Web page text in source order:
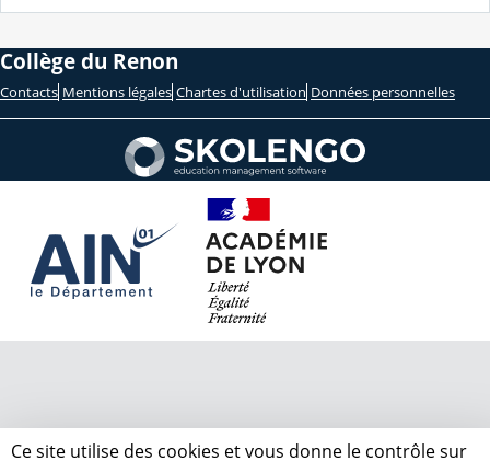
Collège du Renon
Contacts Mentions légales Chartes d'utilisation Données personnelles
Ce site utilise des cookies et vous donne le contrôle sur